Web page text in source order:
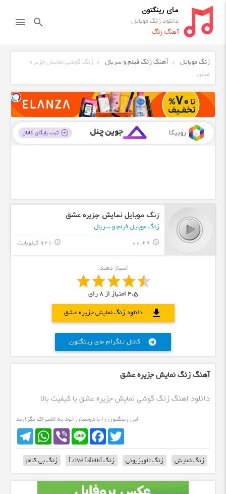
مای رینگتون
دانلود زنگ موبایل
آهنگ زنگ
search
menu
زنگ موبایل آهنگ زنگ فیلم و سریال
زنگ گوشی نمایش جزیره
عشق
زنگ موبایل نمایش جزیره عشق
زنگ موبایل فیلم و سریال
query_builder
00:29 921 کیلوبایت info_outline
امتیاز دهید:
4.5 امتیاز از8رای
دانلود زنگ نمایش جزیره عشق
download
کانال تلگرام مای رینگتون telegram
آهنگ زنگ نمایش جزیره عشق
دانلود اهنگ زنگ گوشی نمایش جزیره عشق با کیفیت بالا
این رینگتون را با دوستان خود به اشتراک بگزارید
TelegramWhatsApp Viber Line
FacebookTwitter
زنگ نمایش زنگ تلویزیونی زنگ Love Island زنگ بی کلام